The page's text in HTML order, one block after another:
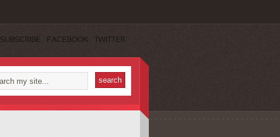
SUBSCRIBE FACEBOOK TWITTER